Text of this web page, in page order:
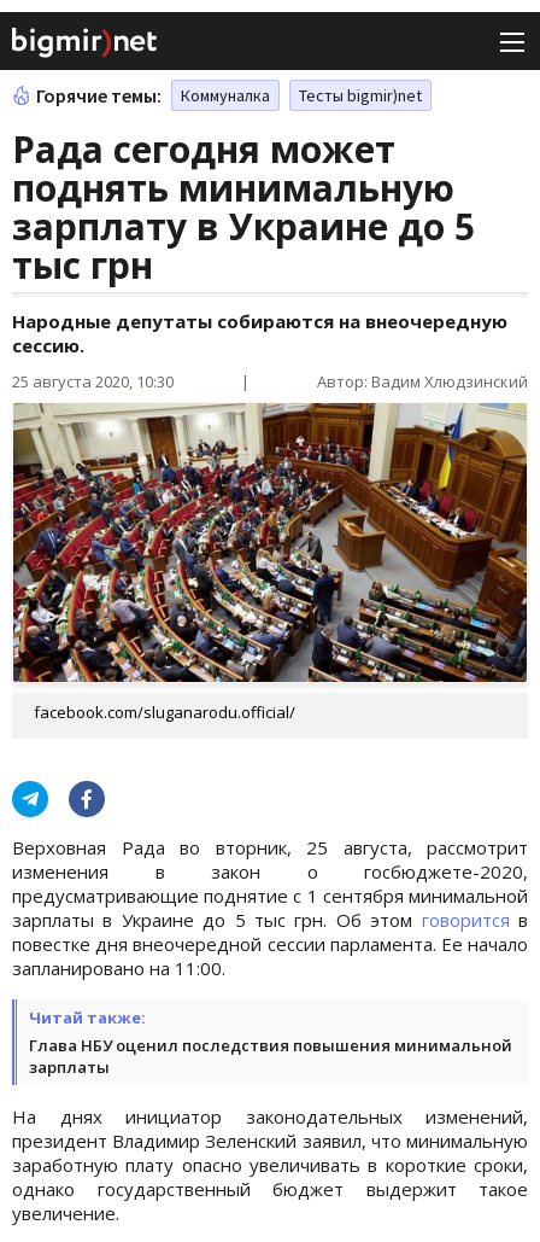
Горячие темы: Коммуналка Тесты bigmir)net
Рада сегодня может
поднять минимальную
зарплату в Украине до 5
тыс грн
Народные депутаты собираются на внеочередную
сессию.
25 августа 2020, 10:30 | Автор: Вадим Хлюдзинский
facebook.com/sluganarodu.official/
Верховная Рада во вторник, 25 августа, рассмотрит
изменения в закон о госбюджете-2020,
предусматривающие поднятие с 1 сентября минимальной
зарплаты в Украине до 5 тыс грн. Об этом говорится в
повестке дня внеочередной сессии парламента. Ее начало
запланировано на 11:00.
Читай также:
Глава НБУ оценил последствия повышения минимальной
зарплаты
На днях инициатор законодательных изменений,
президент Владимир Зеленский заявил, что минимальную
заработную плату опасно увеличивать в короткие сроки,
однако государственный бюджет выдержит такое
увеличение.